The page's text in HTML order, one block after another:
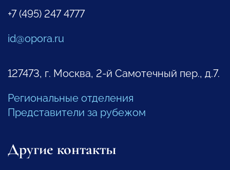
+7 (495) 247 4777
id@opora.ru
127473, г. Москва, 2-й Самотечный пер., д.7.
Региональные отделения
Представители за рубежом
Другие контакты